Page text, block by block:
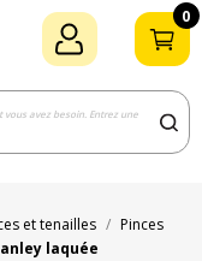
0
et tenailles
Pinces
laquée